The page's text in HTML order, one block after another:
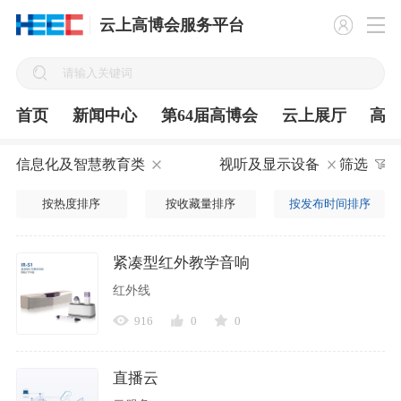
云上高博会服务平台
首页 新闻中心 第64届高博会 云上展厅 高
信息化及智慧教育类 视听及显示设备 筛选
按热度排序 按收藏量排序 按发布时间排序
紧凑型红外教学音响
红外线
916 0 0
直播云